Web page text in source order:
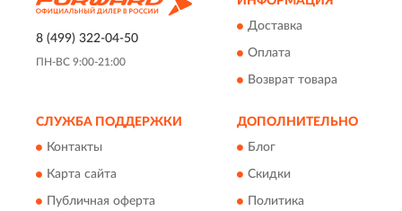
8 (499) 322-04-50
ПН-ВС 9:00-21:00
Доставка
Оплата
Возврат товара
СЛУЖБА ПОДДЕРЖКИ
Контакты
Карта сайта
Публичная оферта
ДОПОЛНИТЕЛЬНО
Блог
Скидки
Политика